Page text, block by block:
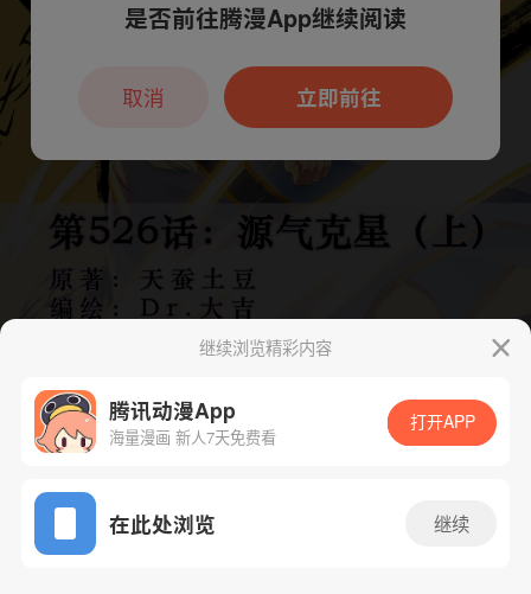
App免费看
继续浏览精彩内容
腾讯动漫App
海量漫画 新人7天免费看
打开APP
在此处浏览 继续
本章节仅支持App阅读，可打开App新用
户7天免费看
是否前往腾漫App继续阅读
立即前往
取消